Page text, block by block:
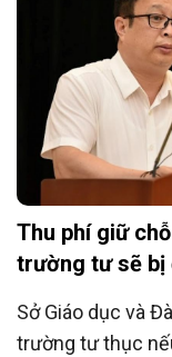
Thu phí giữ
trường tư sẽ bị
Sở Giáo dục và
trường tư thục